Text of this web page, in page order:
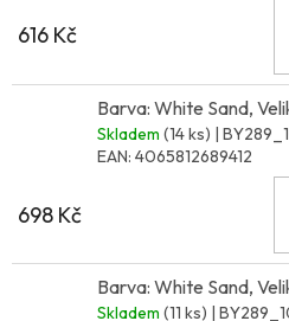
616 Kč
Barva: White Sand,
Skladem (14 ks) |
EAN: 4065812689412
698 Kč
Barva: White Sand,
Skladem (11 ks) |